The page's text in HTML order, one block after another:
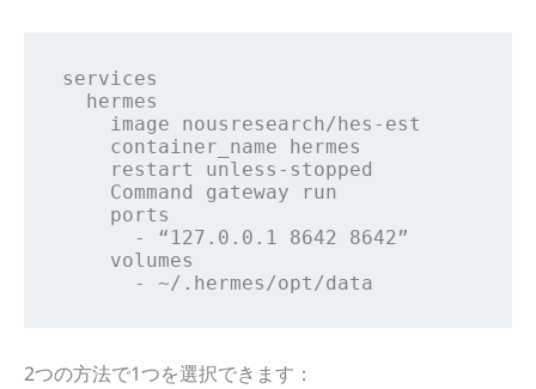
services
      - ~/.hermes/opt/data
2つの方法で1つを選択できます：